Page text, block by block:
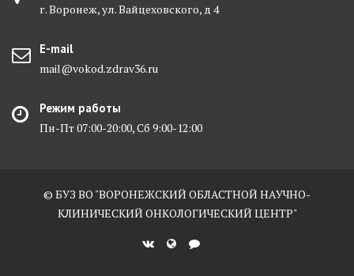
г. Воронеж, ул. Вайцеховского, д 4
E-mail
mail@vokod.zdrav36.ru
Режим работы
Пн-Пт 07:00-20:00, Сб 9:00-12:00
© БУЗ ВО "ВОРОНЕЖСКИЙ ОБЛАСТНОЙ НАУЧНО-
КЛИНИЧЕСКИЙ ОНКОЛОГИЧЕСКИЙ ЦЕНТР"